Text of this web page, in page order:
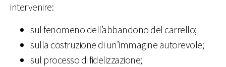
intervenire:
sul fenomeno dell’abbandono del carrello;
sulla costruzione di un’immagine autorevole;
sul processo di fidelizzazione;